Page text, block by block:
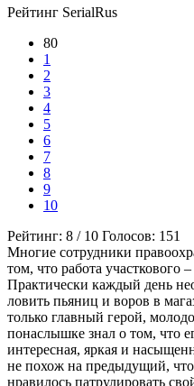
Рейтинг SerialRus
80
1
2
3
4
5
6
7
8
9
10
Рейтинг: 8 / 10 Голосов: 151
Многие сотрудники
том, что работа участкового
Практически каждый день
ловить пьяниц и воров в
только главный герой,
понаслышке знал о том, что
интересная, яркая и
не похож на предыдущий,
нравилось патрулировать